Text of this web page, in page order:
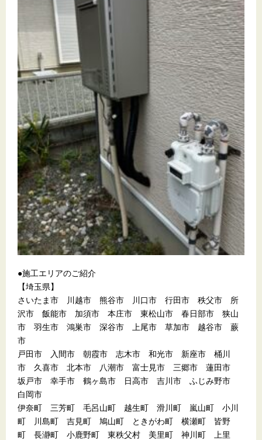
●施工エリアのご紹介
【埼玉県】
さいたま市 川越市 熊谷市 川口市 行田市 秩父市 所
沢市 飯能市 加須市 本庄市 東松山市 春日部市 狭山
市 羽生市 鴻巣市 深谷市 上尾市 草加市 越谷市 蕨
市
戸田市 入間市 朝霞市 志木市 和光市 新座市 桶川
市 久喜市 北本市 八潮市 富士見市 三郷市 蓮田市
坂戸市 幸手市 鶴ヶ島市 日高市 吉川市 ふじみ野市
白岡市
伊奈町 三芳町 毛呂山町 越生町 滑川町 嵐山町 小川
町 川島町 吉見町 鳩山町 ときがわ町 横瀬町 皆野
町 長瀞町 小鹿野町 東秩父村 美里町 神川町 上里